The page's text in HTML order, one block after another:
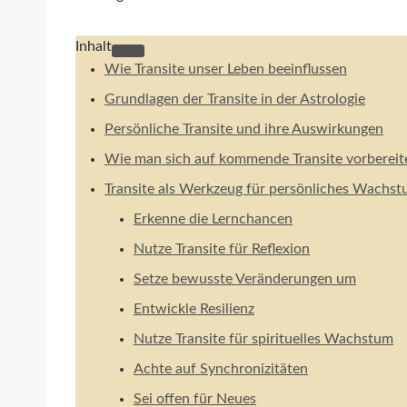
Inhalt
Wie Transite unser Leben beeinflussen
Grundlagen der Transite in der Astrologie
Persönliche Transite und ihre Auswirkungen
Wie man sich auf kommende Transite
Transite als Werkzeug für persönliches
Erkenne die Lernchancen
Nutze Transite für Reflexion
Setze bewusste Veränderungen um
Entwickle Resilienz
Nutze Transite für spirituelles Wachstum
Achte auf Synchronizitäten
Sei offen für Neues